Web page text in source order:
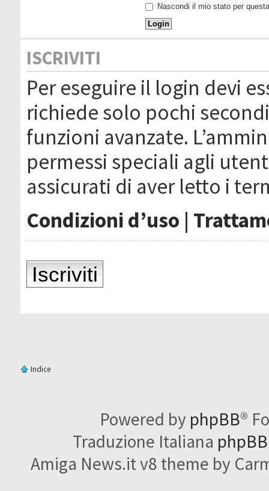
Nascondi il mio stato per
ISCRIVITI
Per eseguire il login devi
richiede solo pochi
funzioni avanzate.
permessi speciali agli
assicurati di aver letto i
Condizioni d’uso |
Iscriviti
Indice
Powered by phpBB®
Traduzione Italiana
Amiga News.it v8 theme by